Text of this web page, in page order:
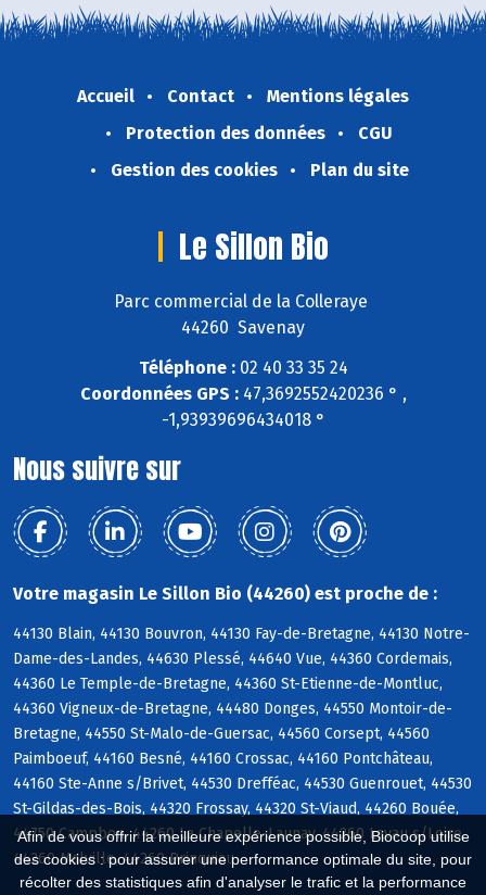
Afin de vous offrir la meilleure expérience possible, Biocoop utilise
des cookies : pour assurer une performance optimale du site, pour
récolter des statistiques afin d'analyser le trafic et la performance
Accueil Contact
Mentions légales
Protection des données
CGU
Gestion des cookies
Plan du site
Le Sillon Bio
Parc commercial de la Colleraye
44260 Savenay
Téléphone :02 40 33 35 24
Coordonnées GPS :47,3692552420236 ° ,
-1,93939696434018 °
Nous suivre sur
Votre magasin Le Sillon Bio (44260) est proche de :
44130 Blain, 44130 Bouvron, 44130 Fay-de-Bretagne, 44130 Notre-
Dame-des-Landes, 44630 Plessé, 44640 Vue, 44360 Cordemais,
44360 Le Temple-de-Bretagne, 44360 St-Etienne-de-Montluc,
44360 Vigneux-de-Bretagne, 44480 Donges, 44550 Montoir-de-
Bretagne, 44550 St-Malo-de-Guersac, 44560 Corsept, 44560
Paimboeuf, 44160 Besné, 44160 Crossac, 44160 Pontchâteau,
44160 Ste-Anne s/Brivet, 44530 Drefféac, 44530 Guenrouet, 44530
St-Gildas-des-Bois, 44320 Frossay, 44320 St-Viaud, 44260 Bouée,
44750 Campbon, 44260 La Chapelle-Launay, 44260 Lavau s/Loire,
44260 Malville, 44260 Prinquiau